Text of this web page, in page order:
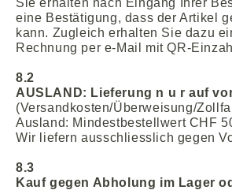
Sie erhalten nach Eingang Ihrer
eine Bestätigung, dass der Artikel
kann. Zugleich erhalten Sie dazu
Rechnung per e-Mail mit QR-
8.2
AUSLAND: Lieferung n u r auf
(Versandkosten/Überweisung/
Ausland: Mindestbestellwert CHF
Wir liefern ausschliesslich gegen
8.3
Kaufgegen Abholung im Lager